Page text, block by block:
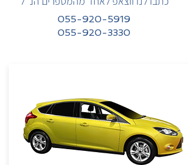
055-920-5919
055-920-3330